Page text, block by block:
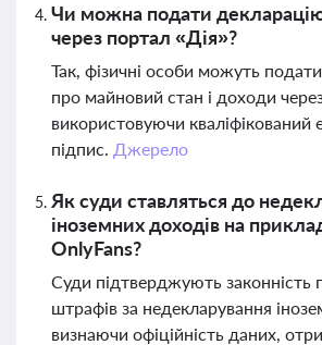
Чи можна подати
через портал «Дія»?
Так, фізичні особи можуть
про майновий стан і доходи
використовуючи кваліфікований
підпис. Джерело
Як суди ставляться до
іноземних доходів на
OnlyFans?
Суди підтверджують законність
штрафів за недекларування
визнаючи офіційність даних,